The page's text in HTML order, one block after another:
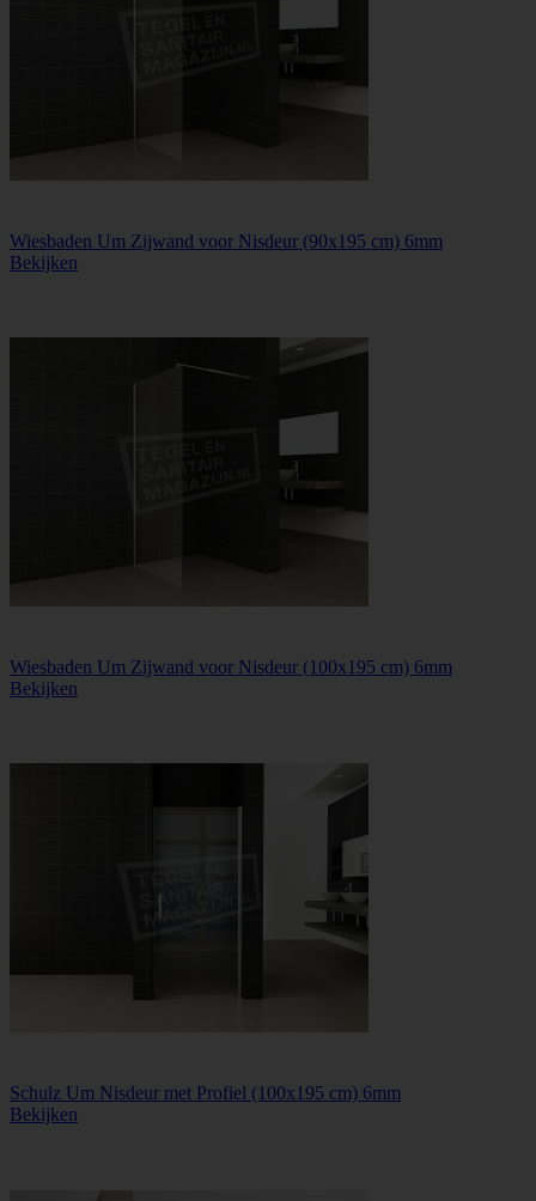
Wiesbaden Um Zijwand voor Nisdeur (90x195 cm) 6mm
Bekijken
Wiesbaden Um Zijwand voor Nisdeur (100x195 cm) 6mm
Bekijken
Schulz Um Nisdeur met Profiel (100x195 cm) 6mm
Bekijken